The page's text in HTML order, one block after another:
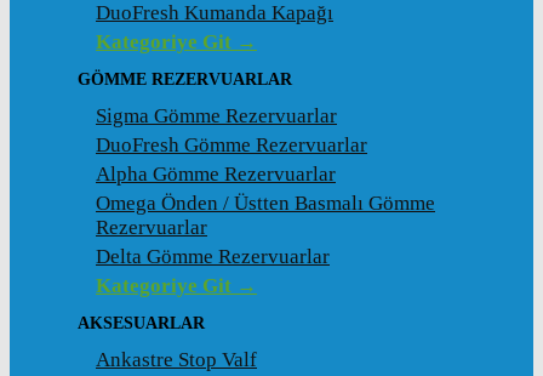
DuoFresh Kumanda Kapağı
Kategoriye Git →
GÖMME REZERVUARLAR
Sigma Gömme Rezervuarlar
DuoFresh Gömme Rezervuarlar
Alpha Gömme Rezervuarlar
Omega Önden / Üstten Basmalı Gömme
Rezervuarlar
Delta Gömme Rezervuarlar
Kategoriye Git →
AKSESUARLAR
Ankastre Stop Valf